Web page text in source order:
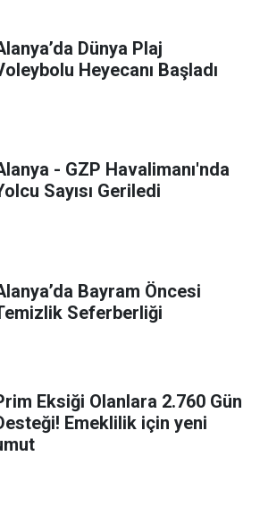
Dünya Plaj
Heyecanı Başladı
- GZP Havalimanı'nda
Sayısı Geriledi
Bayram Öncesi
Seferberliği
Eksiği Olanlara 2.760 Gün
Emeklilik için yeni